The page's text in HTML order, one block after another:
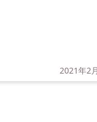
2021年2